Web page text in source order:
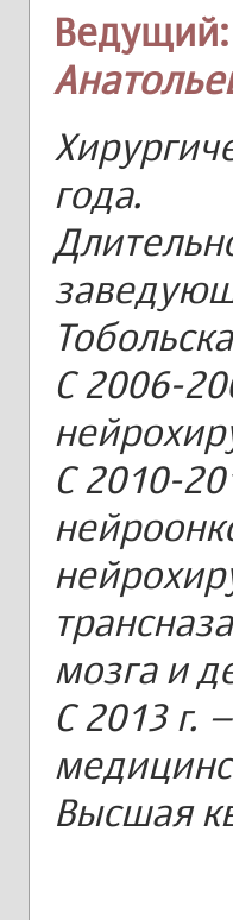
Ведущий:
года.
С 2006-
С 2010-
мозга и
С 2013 г.
Высшая